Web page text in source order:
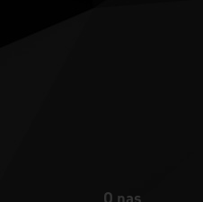
O nas